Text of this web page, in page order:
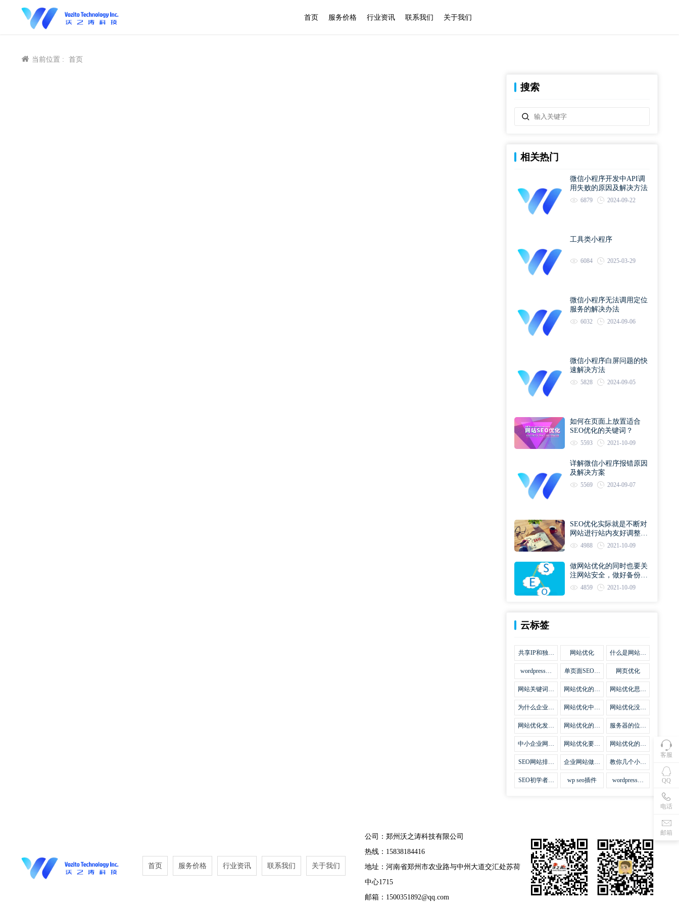
首页 服务价格 行业资讯 联系我们 关于我们
当前位置 : 首页
搜索
相关热门
微信小程序开发中API调
用失败的原因及解决方法
6879 2024-09-22
工具类小程序
6084 2025-03-29
微信小程序无法调用定位
服务的解决办法
6032 2024-09-06
微信小程序白屏问题的快
速解决方法
5828 2024-09-05
如何在页面上放置适合
SEO优化的关键词？
5593 2021-10-09
详解微信小程序报错原因
及解决方案
5569 2024-09-07
SEO优化实际就是不断对
网站进行站内友好调整直
到符合优化规则
4988 2021-10-09
做网站优化的同时也要关
注网站安全，做好备份工
作 4859 2021-10-09
云标签
共享IP和独立
网站优化
什么是网站优
wordpress网
集插件
单页面SEO网
网页优化
网站关键词优
么
网站优化的误
网站优化思路
要
为什么企业网
网站SEO优
网站优化中关
干问题
网站优化没有
味道
网站优化发挥
网站优化的费
服务器的位置
影响
中小企业网站
法
网站优化要不
网站优化的逆
SEO网站排名
法宝
企业网站做好
势
教你几个小技
页优化
SEO初学者，
wp seo插件
wordpress插
客服
QQ
电话
邮箱
首页 服务价格 行业资讯 联系我们 关于我们
公司：郑州沃之涛科技有限公司
热线：15838184416
地址：河南省郑州市农业路与中州大道交汇处苏荷
中心1715
邮箱：1500351892@qq.com